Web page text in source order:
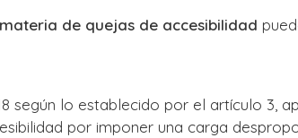
de quejas de accesibilidad
según lo establecido por el artículo 3,
por imponer una carga